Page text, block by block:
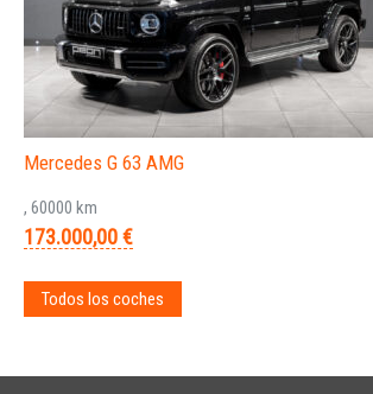
Mercedes G 63 AMG
, 60000 km
173.000,00 €
Todos los coches